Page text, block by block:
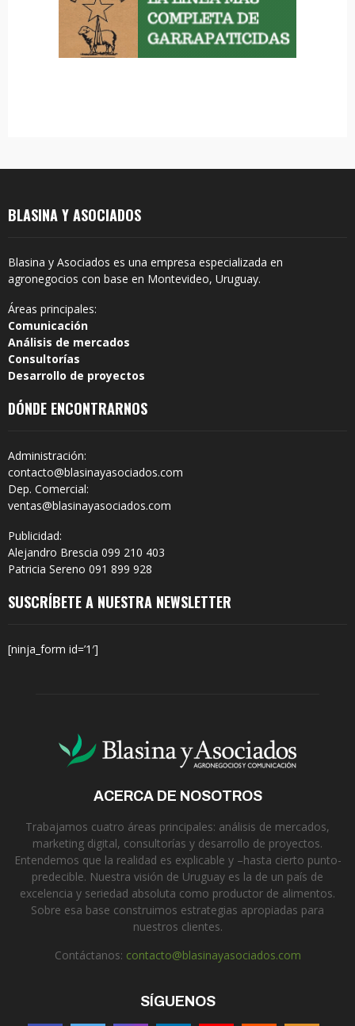
BLASINA Y ASOCIADOS
Blasina y Asociados es una empresa especializada en
agronegocios con base en Montevideo, Uruguay.
Áreas principales:
Comunicación
Análisis de mercados
Consultorías
Desarrollo de proyectos
DÓNDE ENCONTRARNOS
Administración:
contacto@blasinayasociados.com
Dep. Comercial:
ventas@blasinayasociados.com
Publicidad:
Alejandro Brescia 099 210 403
Patricia Sereno 091 899 928
SUSCRÍBETE A NUESTRA NEWSLETTER
[ninja_form id=’1′]
ACERCA DE NOSOTROS
Trabajamos cuatro áreas principales: análisis de mercados,
marketing digital, consultorías y desarrollo de proyectos.
Entendemos que la realidad es explicable y –hasta cierto punto-
predecible. Nuestra visión de Uruguay es la de un país de
excelencia y seriedad absoluta como productor de alimentos.
Sobre esa base construimos estrategias apropiadas para
nuestros clientes.
Contáctanos: contacto@blasinayasociados.com
SÍGUENOS